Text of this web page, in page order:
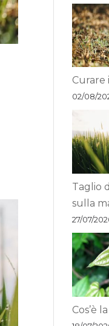
Curare
02/08/
Taglio
sulla
27/07/
Cos’è